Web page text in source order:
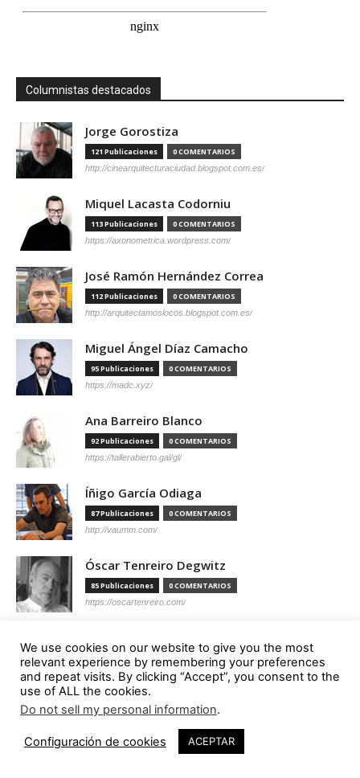
Columnistas destacados
Jorge Gorostiza
121 Publicaciones 0 COMENTARIOS
http://cinearquitecturaciudad.blogspot.com.es/
Miquel Lacasta Codorniu
113 Publicaciones 0 COMENTARIOS
https://axonometrica.wordpress.com/
José Ramón Hernández Correa
112 Publicaciones 0 COMENTARIOS
http://arquitectamoslocos.blogspot.com.es/
Miguel Ángel Díaz Camacho
95 Publicaciones 0 COMENTARIOS
https://madc.xyz/
Ana Barreiro Blanco
92 Publicaciones 0 COMENTARIOS
https://tallerabierto.gal/gl/
Íñigo García Odiaga
87 Publicaciones 0 COMENTARIOS
http://vaumm.com/
Óscar Tenreiro Degwitz
85 Publicaciones 0 COMENTARIOS
https://oscartenreiro.com/
57 Publicaciones 0 COMENTARIOS
https://asrv.es/
Marcelo Gardinetti
0 COMENTARIOS
https://marcelogardinetti.com/
We use cookies on our website to give you the most
relevant experience by remembering your preferences
and repeat visits. By clicking “Accept”, you consent to the
use of ALL the cookies.
Do not sell my personal information.
Configuración de cookies ACEPTAR